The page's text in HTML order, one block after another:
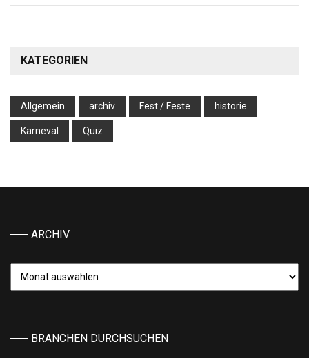
KATEGORIEN
Allgemein archiv Fest / Feste historie
Karneval Quiz
ARCHIV
BRANCHEN DURCHSUCHEN